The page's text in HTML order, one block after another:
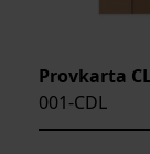
Provkarta
001-CDL